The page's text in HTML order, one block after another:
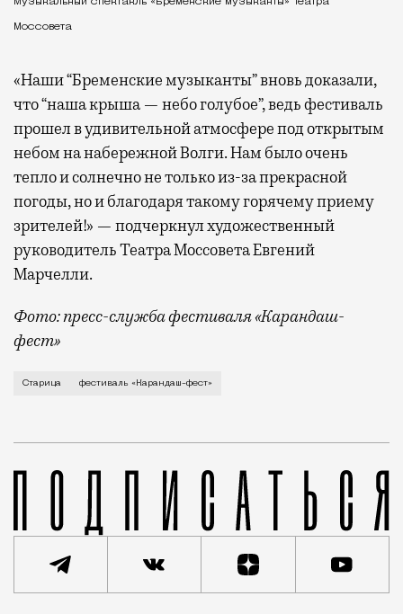
Моссовета
«Наши “Бременские музыканты” вновь доказали,
что “наша крыша — небо голубое”, ведь фестиваль
прошел в удивительной атмосфере под открытым
небом на набережной Волги. Нам было очень
тепло и солнечно не только из-за прекрасной
погоды, но и благодаря такому горячему приему
зрителей!» — подчеркнул художественный
руководитель Театра Моссовета Евгений
Марчелли.
Фото: пресс-служба фестиваля «Карандаш-
фест»
В минувший уикенд маленькая Старица в
Старица фестиваль «Карандаш-фест»